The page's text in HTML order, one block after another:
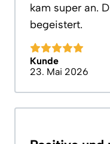
kam super an.
begeistert.
Kunde
23. Mai 2026